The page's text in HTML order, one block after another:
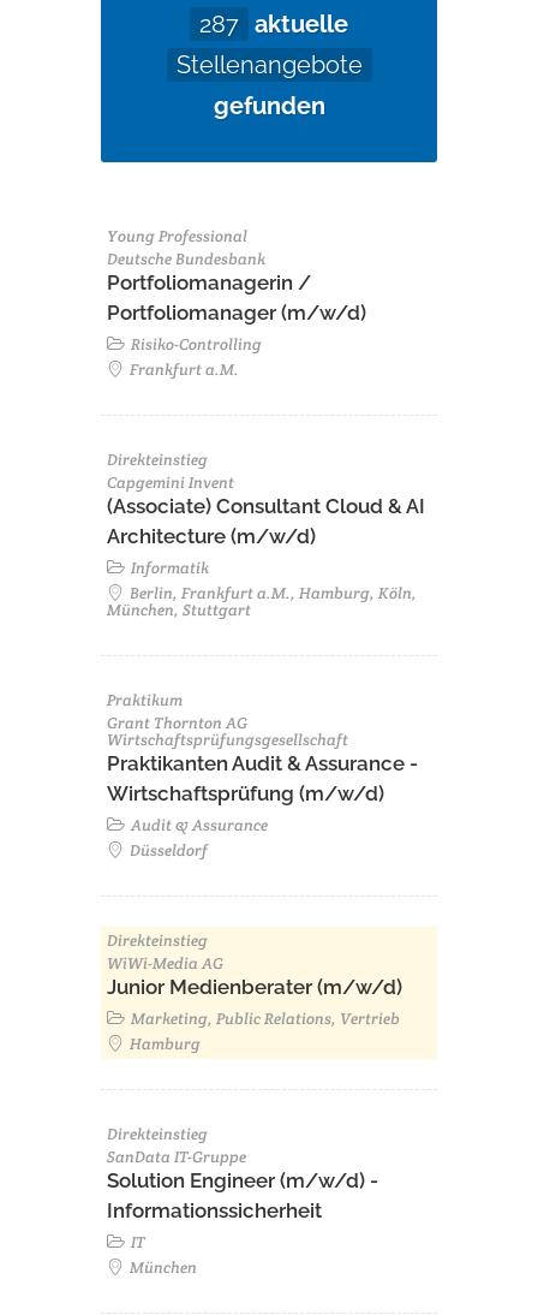
287 aktuelle
Stellenangebote
gefunden
Young Professional
Deutsche Bundesbank
Portfoliomanagerin /
Portfoliomanager (m/w/d)
Risiko-Controlling
Frankfurt a.M.
Direkteinstieg
Capgemini Invent
(Associate) Consultant Cloud & AI
Architecture (m/w/d)​ ​
Informatik
Berlin, Frankfurt a.M., Hamburg, Köln,
München, Stuttgart
Praktikum
Grant Thornton AG
Wirtschaftsprüfungsgesellschaft
Praktikanten Audit & Assurance -
Wirtschaftsprüfung (m/w/d)
Audit & Assurance
Düsseldorf
Direkteinstieg
WiWi-Media AG
Junior Medienberater (m/w/d)
Marketing, Public Relations, Vertrieb
Hamburg
Direkteinstieg
SanData IT-Gruppe
Solution Engineer (m/w/d) -
Informationssicherheit
IT
München